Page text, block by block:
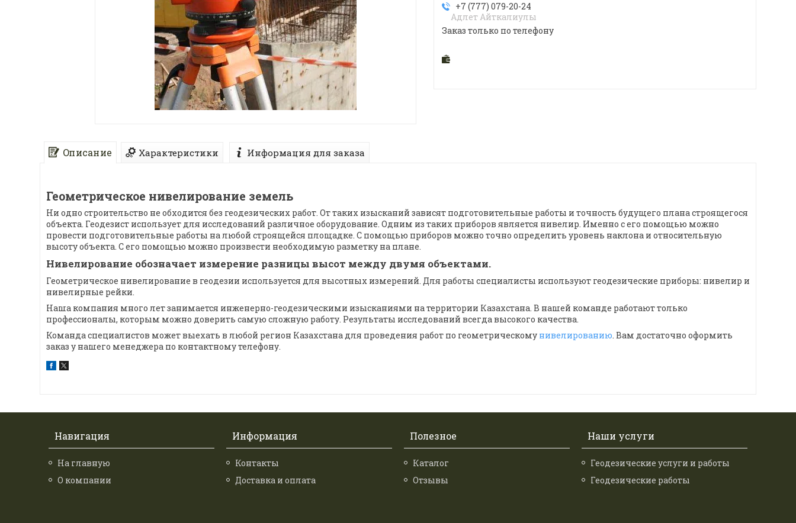
+7 (777) 079-20-24
Адлет Айткалиулы
Заказ только по телефону
Описание Характеристики Информация для заказа
Геометрическое нивелирование земель
Ни одно строительство не обходится без геодезических работ. От таких изысканий зависят подготовительные работы и точность будущего плана строящегося
объекта. Геодезист использует для исследований различное оборудование. Одним из таких приборов является нивелир. Именно с его помощью можно
провести подготовительные работы на любой строящейся площадке. С помощью приборов можно точно определить уровень наклона и относительную
высоту объекта. С его помощью можно произвести необходимую разметку на плане.
Нивелирование обозначает измерение разницы высот между двумя объектами.
Геометрическое нивелирование в геодезии используется для высотных измерений. Для работы специалисты используют геодезические приборы: нивелир и
нивелирные рейки.
Наша компания много лет занимается инженерно-геодезическими изысканиями на территории Казахстана. В нашей команде работают только
профессионалы, которым можно доверить самую сложную работу. Результаты исследований всегда высокого качества.
Команда специалистов может выехать в любой регион Казахстана для проведения работ по геометрическому нивелированию. Вам достаточно оформить
заказ у нашего менеджера по контактному телефону.
Навигация
На главную
О компании
Информация
Контакты
Доставка и оплата
Полезное
Каталог
Отзывы
Наши услуги
Геодезические услуги и работы
Геодезические работы